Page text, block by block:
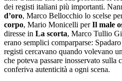
dei registi italiani più importanti.
d’oro, Marco Bellocchio lo scelse
corpo, Mario Monicelli perIl male
diresse in La scorta, Marco Tullio
erano semplici comparparse:
registi cercavano quando volevano
che poteva passare inosservato sulla
conferiva autenticità a ogni scena.